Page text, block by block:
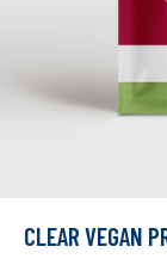
CLEAR VEGAN